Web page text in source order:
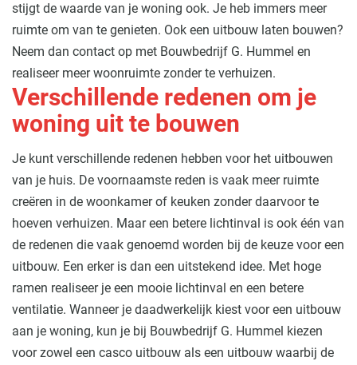
stijgt de waarde van je woning ook. Je heb immers meer
ruimte om van te genieten. Ook een uitbouw laten bouwen?
Neem dan contact op met Bouwbedrijf G. Hummel en
realiseer meer woonruimte zonder te verhuizen.
Verschillende redenen om je
woning uit te bouwen
Je kunt verschillende redenen hebben voor het uitbouwen
van je huis. De voornaamste reden is vaak meer ruimte
creëren in de woonkamer of keuken zonder daarvoor te
hoeven verhuizen. Maar een betere lichtinval is ook één van
de redenen die vaak genoemd worden bij de keuze voor een
uitbouw. Een erker is dan een uitstekend idee. Met hoge
ramen realiseer je een mooie lichtinval en een betere
ventilatie. Wanneer je daadwerkelijk kiest voor een uitbouw
aan je woning, kun je bij Bouwbedrijf G. Hummel kiezen
voor zowel een casco uitbouw als een uitbouw waarbij de